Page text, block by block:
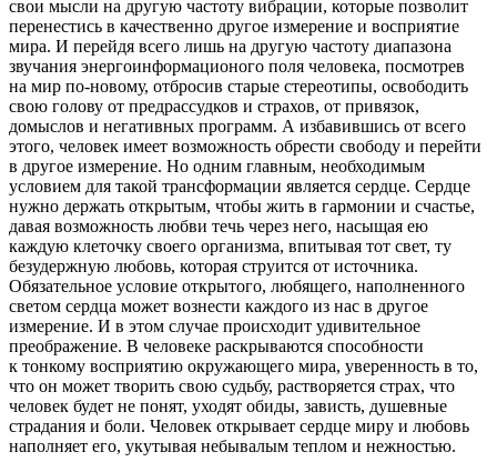
свои мысли на другую частоту вибрации, которые позволит
перенестись в качественно другое измерение и восприятие
мира. И перейдя всего лишь на другую частоту диапазона
звучания энергоинформационого поля человека, посмотрев
на мир по-новому, отбросив старые стереотипы, освободить
свою голову от предрассудков и страхов, от привязок,
домыслов и негативных программ. А избавившись от всего
этого, человек имеет возможность обрести свободу и перейти
в другое измерение. Но одним главным, необходимым
условием для такой трансформации является сердце. Cердце
нужно держать открытым, чтобы жить в гармонии и счастье,
давая возможность любви течь через него, насыщая ею
каждую клеточку своего организма, впитывая тот свет, ту
безудержную любовь, которая струится от источника.
Обязательное условие открытого, любящего, наполненного
светом сердца может вознести каждого из нас в другое
измерение. И в этом случае происходит удивительное
преображение. В человеке раскрываются способности
к тонкому восприятию окружающего мира, уверенность в то,
что он может творить свою судьбу, растворяется страх, что
человек будет не понят, уходят обиды, зависть, душевные
страдания и боли. Человек открывает сердце миру и любовь
наполняет его, укутывая небывалым теплом и нежностью.